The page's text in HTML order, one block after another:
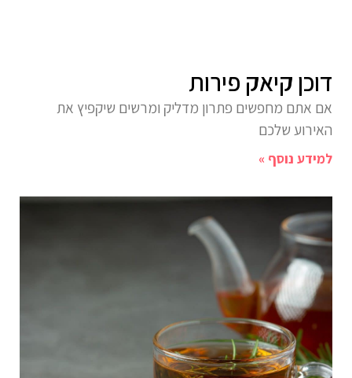
דוכן קיאק פירות
אם אתם מחפשים פתרון מדליק ומרשים שיקפיץ את
האירוע שלכם
למידע נוסף »